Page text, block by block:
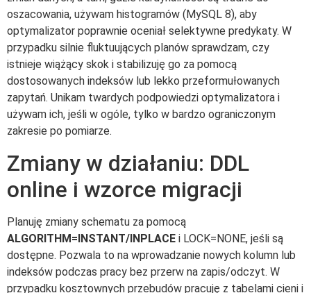
oszacowania, używam histogramów (MySQL 8), aby
optymalizator poprawnie oceniał selektywne predykaty. W
przypadku silnie fluktuujących planów sprawdzam, czy
istnieje wiążący skok i stabilizuję go za pomocą
dostosowanych indeksów lub lekko przeformułowanych
zapytań. Unikam twardych podpowiedzi optymalizatora i
używam ich, jeśli w ogóle, tylko w bardzo ograniczonym
zakresie po pomiarze.
Zmiany w działaniu: DDL
online i wzorce migracji
Planuję zmiany schematu za pomocą
ALGORITHM=INSTANT/INPLACE i LOCK=NONE, jeśli są
dostępne. Pozwala to na wprowadzanie nowych kolumn lub
indeksów podczas pracy bez przerw na zapis/odczyt. W
przypadku kosztownych przebudów pracuję z tabelami cieni i